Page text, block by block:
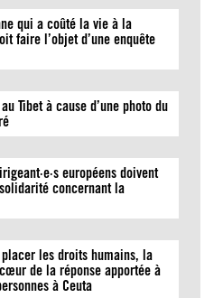
qui a coûté la vie à la
faire l’objet d’une enquête
Tibet à cause d’une photo du
européens doivent
concernant la
les droits humains, la
de la réponse apportée à
à Ceuta